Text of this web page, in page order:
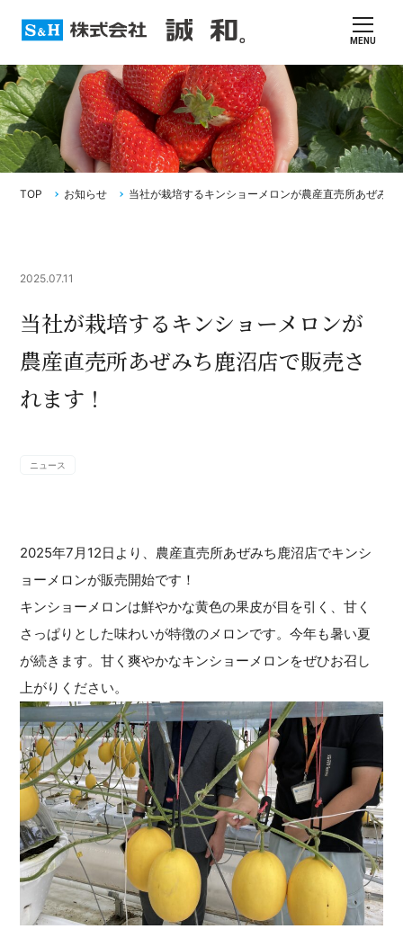
MENU
TOP お知らせ 当社が栽培するキンショーメロンが農産直売所あぜみ
2025.07.11
当社が栽培するキンショーメロンが
農産直売所あぜみち鹿沼店で販売さ
れます！
ニュース
2025年7月12日より、農産直売所あぜみち鹿沼店でキンシ
ョーメロンが販売開始です！
キンショーメロンは鮮やかな黄色の果皮が目を引く、甘く
さっぱりとした味わいが特徴のメロンです。今年も暑い夏
が続きます。甘く爽やかなキンショーメロンをぜひお召し
上がりください。